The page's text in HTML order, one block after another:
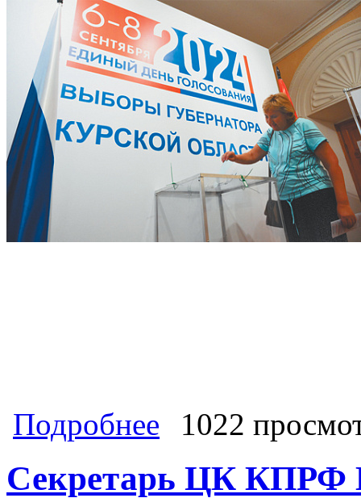
Подробнее о Сергей Обухов – «Независимой
1022
Секретарь ЦК КПРФ